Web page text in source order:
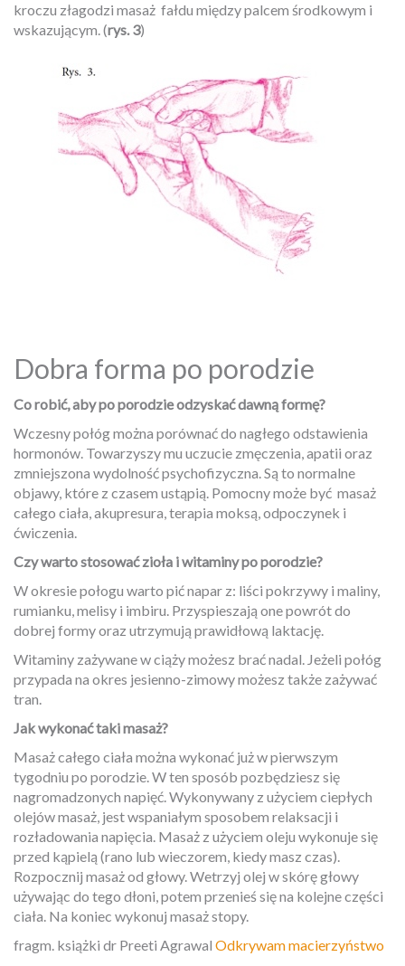
kroczu złagodzi masaż fałdu między palcem środkowym i
wskazującym. (rys. 3)
Dobra forma po porodzie
Co robić, aby po porodzie odzyskać dawną formę?
Wczesny połóg można porównać do nagłego odstawienia
hormonów. Towarzyszy mu uczucie zmęczenia, apatii oraz
zmniejszona wydolność psychofizyczna. Są to normalne
objawy, które z czasem ustąpią. Pomocny może być masaż
całego ciała, akupresura, terapia moksą, odpoczynek i
ćwiczenia.
Czy warto stosować zioła i witaminy po porodzie?
W okresie połogu warto pić napar z: liści pokrzywy i maliny,
rumianku, melisy i imbiru. Przyspieszają one powrót do
dobrej formy oraz utrzymują prawidłową laktację.
Witaminy zażywane w ciąży możesz brać nadal. Jeżeli połóg
przypada na okres jesienno-zimowy możesz także zażywać
tran.
Jak wykonać taki masaż?
Masaż całego ciała można wykonać już w pierwszym
tygodniu po porodzie. W ten sposób pozbędziesz się
nagromadzonych napięć. Wykonywany z użyciem ciepłych
olejów masaż, jest wspaniałym sposobem relaksacji i
rozładowania napięcia. Masaż z użyciem oleju wykonuje się
przed kąpielą (rano lub wieczorem, kiedy masz czas).
Rozpocznij masaż od głowy. Wetrzyj olej w skórę głowy
używając do tego dłoni, potem przenieś się na kolejne części
ciała. Na koniec wykonuj masaż stopy.
fragm. książki dr Preeti Agrawal Odkrywam macierzyństwo